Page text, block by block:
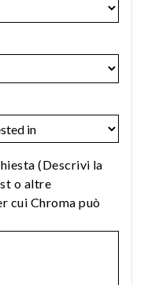
(Descrivi la
o altre
cui Chroma può